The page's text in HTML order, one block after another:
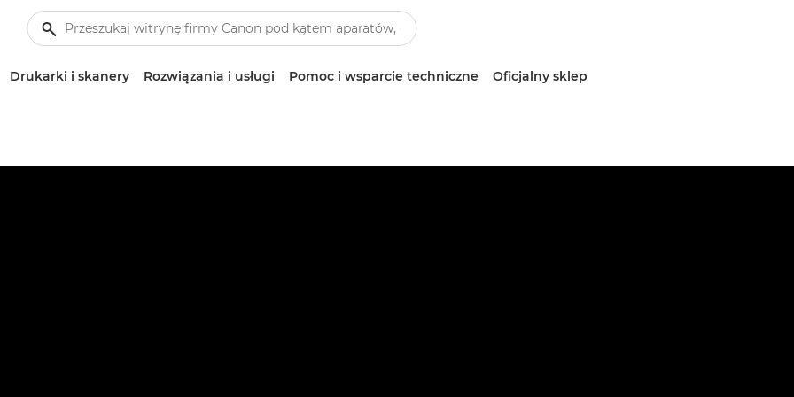
Drukarki i skanery Rozwiązania i usługi Pomoc i wsparcie techniczne Oficjalny sklep